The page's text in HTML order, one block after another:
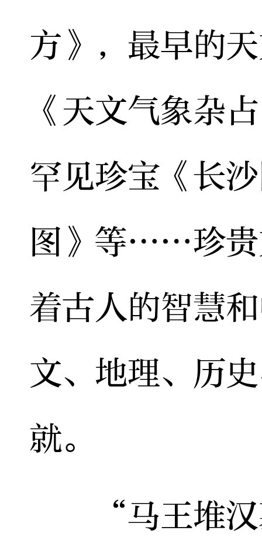
方》，最早的
《天文气象杂
罕见珍宝《长
图》等……珍贵
着古人的智慧
文、地理、历
就。
“马王堆汉